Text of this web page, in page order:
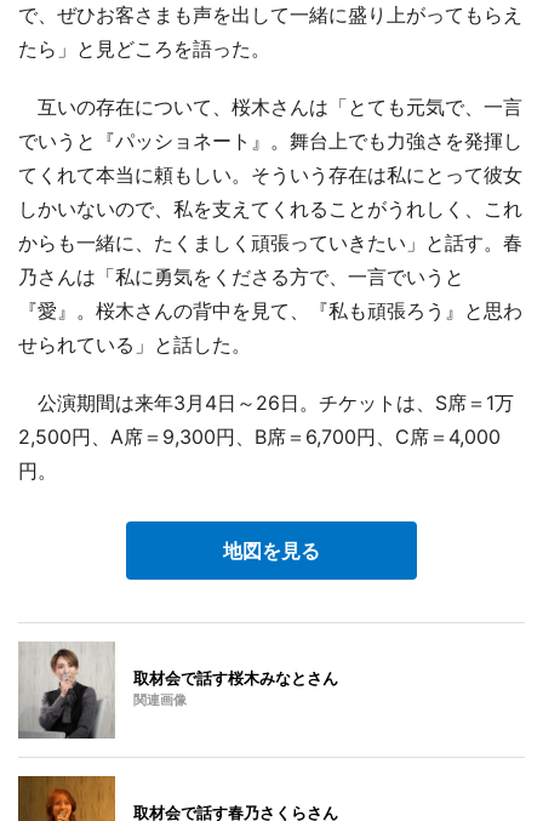
で、ぜひお客さまも声を出して一緒に盛り上がってもらえ
たら」と見どころを語った。
互いの存在について、桜木さんは「とても元気で、一言
でいうと『パッショネート』。舞台上でも力強さを発揮し
てくれて本当に頼もしい。そういう存在は私にとって彼女
しかいないので、私を支えてくれることがうれしく、これ
からも一緒に、たくましく頑張っていきたい」と話す。春
乃さんは「私に勇気をくださる方で、一言でいうと
『愛』。桜木さんの背中を見て、『私も頑張ろう』と思わ
せられている」と話した。
公演期間は来年3月4日～26日。チケットは、S席＝1万
2,500円、A席＝9,300円、B席＝6,700円、C席＝4,000
円。
地図を見る
取材会で話す桜木みなとさん
関連画像
取材会で話す春乃さくらさん